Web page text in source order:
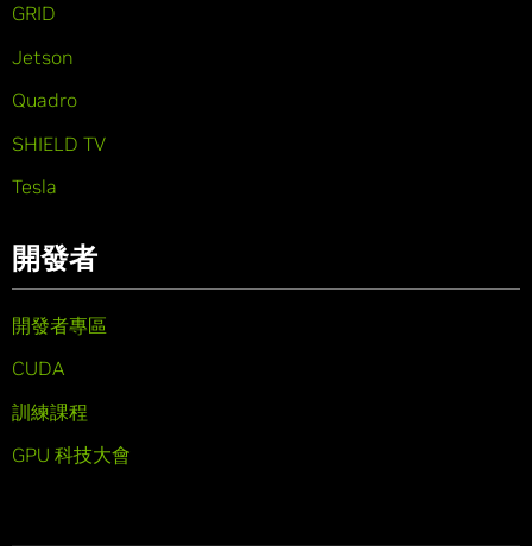
GRID
Jetson
Quadro
SHIELD TV
Tesla
開發者
開發者專區
CUDA
訓練課程
GPU 科技大會